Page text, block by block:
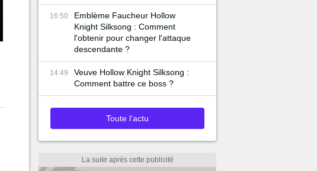
16:50
Emblème Faucheur Hollow
Knight Silksong : Comment
l'obtenir pour changer l'attaque
descendante ?
14:49
Veuve Hollow Knight Silksong :
Comment battre ce boss ?
Toute l'actu